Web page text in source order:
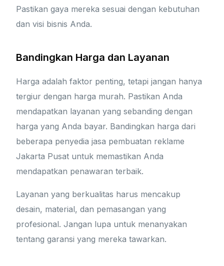
Pastikan gaya mereka sesuai dengan kebutuhan
dan visi bisnis Anda.
Bandingkan Harga dan Layanan
Harga adalah faktor penting, tetapi jangan hanya
tergiur dengan harga murah. Pastikan Anda
mendapatkan layanan yang sebanding dengan
harga yang Anda bayar. Bandingkan harga dari
beberapa penyedia jasa pembuatan reklame
Jakarta Pusat untuk memastikan Anda
mendapatkan penawaran terbaik.
Layanan yang berkualitas harus mencakup
desain, material, dan pemasangan yang
profesional. Jangan lupa untuk menanyakan
tentang garansi yang mereka tawarkan.